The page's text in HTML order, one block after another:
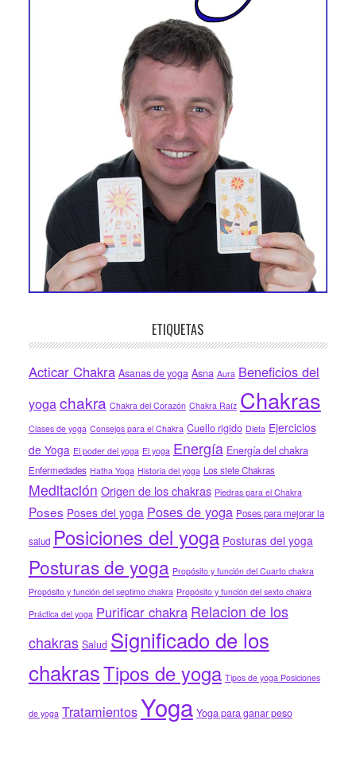
ETIQUETAS
Acticar Chakra Asanas de yoga Asna Aura Beneficios del
yogachakra Chakra del Corazón Chakra Raíz Chakras
Clases de yoga Consejos para el Chakra Cuello rigido Dieta Ejercicios
de Yoga El poder del yoga El yoga Energía Energía del chakra
Enfermedades Hatha Yoga Historia del yoga Los siete Chakras
Meditación Origen de los chakras Piedras para el Chakra
Poses Poses del yoga Poses de yoga Poses para mejorar la
salud Posiciones del yoga Posturas del yoga
Posturas de yoga Propósito y función del Cuarto chakra
Propósito y función del septimo chakra Propósito y función del sexto chakra
Práctica del yoga Purificar chakra Relacion de los
chakras Salud Significado de los
chakrasTipos de yoga Tipos de yoga Posiciones
de yoga TratamientosYoga Yoga para ganar peso